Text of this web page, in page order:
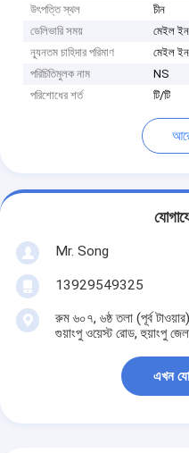
উৎপত্তি স্থল
চীন
ডেলিভারি সময়
মেইল
ন্যূনতম চাহিদার পরিমাণ
মেইল
পরিচিতিমুলক নাম
NS
পরিশোধের শর্ত
টি/টি
Mr. Song
13929549325
রুম ৬০৭, ৬ষ্ঠ তলা (পূর্ব
গুয়াংপু ওয়েস্ট রোড, হুয়াংপু
এখন